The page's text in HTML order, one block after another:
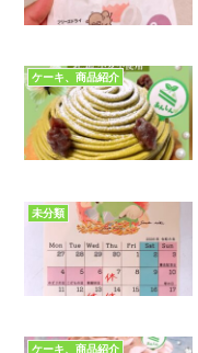
ケーキ、商品紹介
未分類
ケーキ、商品紹介